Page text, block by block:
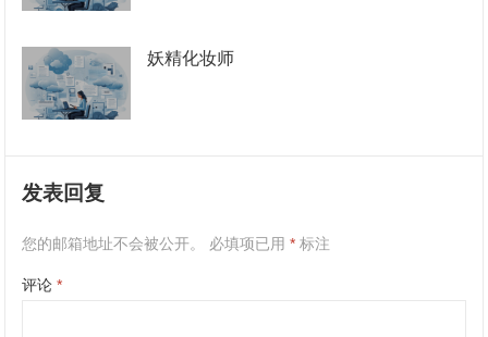
妖精化妆师
发表回复
您的邮箱地址不会被公开。 必填项已用* 标注
评论*